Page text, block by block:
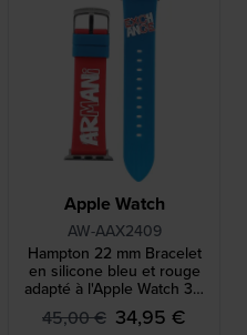
Apple Watch
AW-AAX2409
Hampton 22 mm Bracelet
en silicone bleu et rouge
adapté à l'Apple Watch 38,
40 et 41 mm
45,00 € 34,95 €